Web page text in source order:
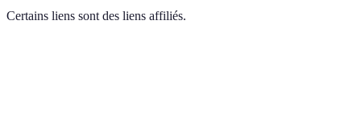
Certains liens sont des liens affiliés.